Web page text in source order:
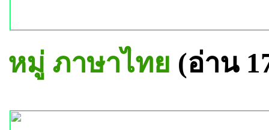
หมู่ ภาษาไทย (อ่าน